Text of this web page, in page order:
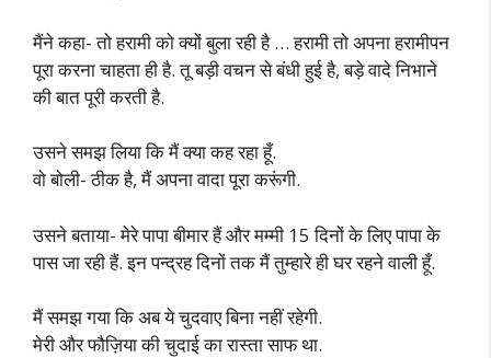
मैंने कहा- तो हरामी को क्यों बुला रही है … हरामी तो अपना हरामीपन
पूरा करना चाहता ही है. तू बड़ी वचन से बंधी हुई है, बड़े वादे निभाने
की बात पूरी करती है.
उसने समझ लिया कि मैं क्या कह रहा हूँ.
वो बोली- ठीक है, मैं अपना वादा पूरा करूंगी.
उसने बताया- मेरे पापा बीमार हैं और मम्मी 15 दिनों के लिए पापा के
पास जा रही हैं. इन पन्द्रह दिनों तक मैं तुम्हारे ही घर रहने वाली हूँ.
मैं समझ गया कि अब ये चुदवाए बिना नहीं रहेगी.
मेरी और फौज़िया की चुदाई का रास्ता साफ था.